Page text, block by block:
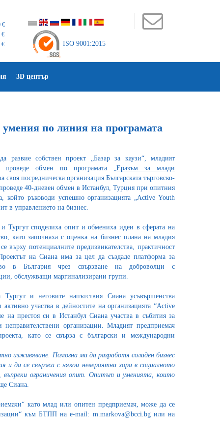
€
€
€
ISO 9001:2015
3D център
по линия на програмата
развие собствен проект „Базар за каузи“, младият
проведе обмен по програмата „Еразъм за млади
своя посредническа организация Българската търговско-
40-дневен обмен в Истанбул, Турция при опитния
който ръководи успешно организацията „Active Youth
в управлението на бизнес.
Тургут споделиха опит и обмениха идеи в сферата на
като започнаха с оценка на бизнес плана на младия
върху потенциалните предизвикателства, практичност
на Сиана има за цел да създаде платформа за
в България чрез свързване на доброволци с
обслужващи маргинализирани групи.
и неговите напътствия Сиана усъвършенства
активно участва в дейностите на организацията “Active
престоя си в Истанбул Сиана участва в събития за
организации. Младият предприемач
като се свърза с български и международни
изживяване. Помогна ми да разработя солиден бизнес
и да се свържа с някои невероятни хора в социалното
въпреки ограничения опит. Опитът и уменията, които
Сиана.
като млад или опитен предприемач, може да се
към БТПП на e-mail: m.markova@bcci.bg или на